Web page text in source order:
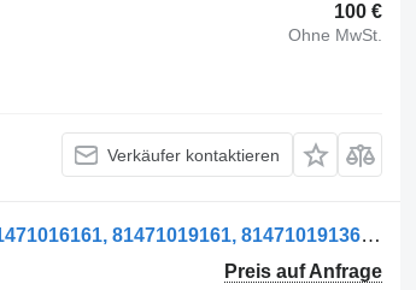
100 €
Ohne MwSt.
Verkäufer kontaktieren
Pompa servodirecție Fahrerhauspumpe für MAN 81471016161, 81471019161, 81471019136, 81471016136, KS00000438, 81471016090 LKW
Preis auf Anfrage